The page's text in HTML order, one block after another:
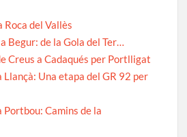
Roca del Vallès
Begur: de la Gola del Ter…
Creus a Cadaqués per Portlligat
Llançà: Una etapa del GR 92 per
Portbou: Camins de la